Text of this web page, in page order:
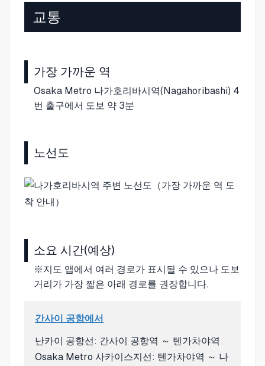
교통
가장 가까운 역
Osaka Metro 나가호리바시역(Nagahoribashi) 4
번 출구에서 도보 약 3분
노선도
소요 시간(예상)
※지도 앱에서 여러 경로가 표시될 수 있으나 도보
거리가 가장 짧은 아래 경로를 권장합니다.
간사이 공항에서
난카이 공항선: 간사이 공항역 ～ 텐가차야역
Osaka Metro 사카이스지선: 텐가차야역 ～ 나